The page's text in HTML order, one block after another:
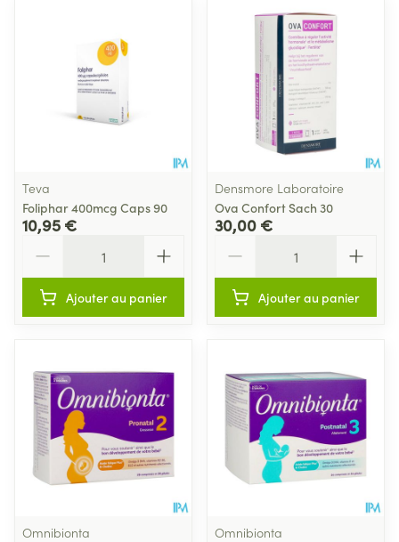
Teva
Foliphar 400mcg Caps 90
10,95 €
Ajouter au panier
Densmore Laboratoire
Ova Confort Sach 30
30,00 €
Ajouter au panier
Omnibionta
Omnibionta